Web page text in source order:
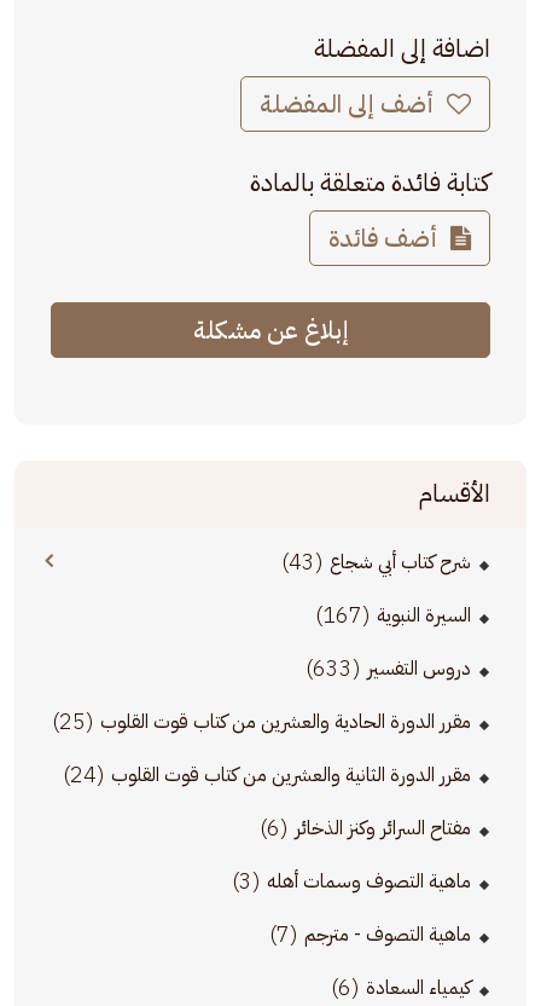
اضافة إلى المفضلة
أضف إلى المفضلة
كتابة فائدة متعلقة بالمادة
أضف فائدة
إبلاغ عن مشكلة
الأقسام
شرح كتاب أبي شجاع (43)
السيرة النبوية (167)
دروس التفسير (633)
مقرر الدورة الحادية والعشرين من كتاب قوت القلوب (25)
مقرر الدورة الثانية والعشرين من كتاب قوت القلوب (24)
مفتاح السرائر وكنز الذخائر (6)
ماهية التصوف وسمات أهله (3)
ماهية التصوف - مترجم (7)
كيمياء السعادة (6)